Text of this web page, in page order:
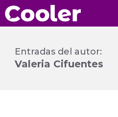
Saltar
al
Entradas del autor:
Valeria Cifuentes